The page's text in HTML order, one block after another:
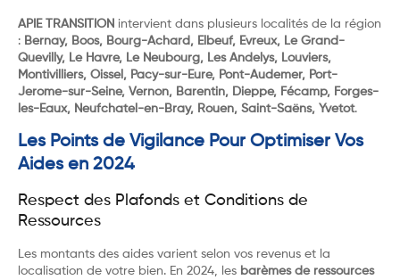
APIE TRANSITION intervient dans plusieurs localités de la région
: Bernay, Boos, Bourg-Achard, Elbeuf, Evreux, Le Grand-
Quevilly, Le Havre, Le Neubourg, Les Andelys, Louviers,
Montivilliers, Oissel, Pacy-sur-Eure, Pont-Audemer, Port-
Jerome-sur-Seine, Vernon, Barentin, Dieppe, Fécamp, Forges-
les-Eaux, Neufchatel-en-Bray, Rouen, Saint-Saëns, Yvetot.
Les Points de Vigilance Pour Optimiser Vos
Aides en 2024
Respect des Plafonds et Conditions de
Ressources
Les montants des aides varient selon vos revenus et la
localisation de votre bien. En 2024, les barèmes de ressources